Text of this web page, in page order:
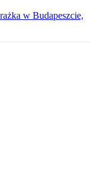
w Budapeszcie,